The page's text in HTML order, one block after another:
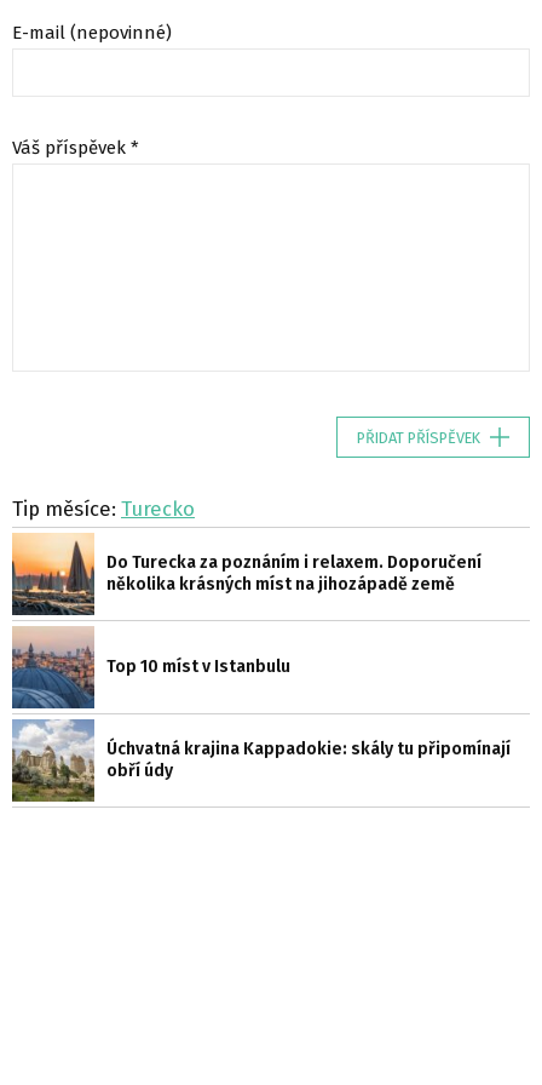
E-mail (nepovinné)
Váš příspěvek *
PŘIDAT PŘÍSPĚVEK
Tip měsíce: Turecko
Do Turecka za poznáním i relaxem. Doporučení
několika krásných míst na jihozápadě země
Top 10 míst v Istanbulu
Úchvatná krajina Kappadokie: skály tu připomínají
obří údy